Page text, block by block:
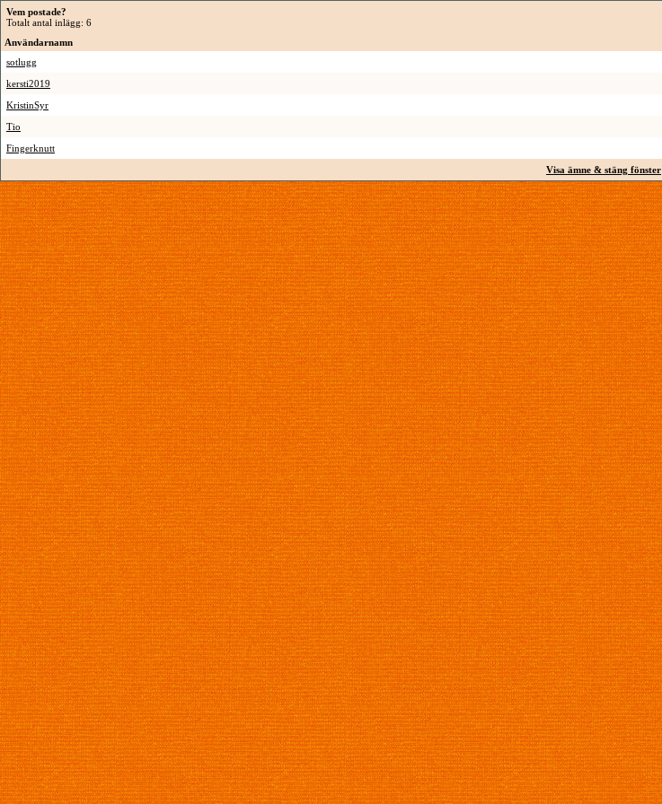
Vem postade?
Totalt antal inlägg: 6
Användarnamn
sotlugg
kersti2019
KristinSyr
Tio
Fingerknutt
Visa ämne & stäng fönster